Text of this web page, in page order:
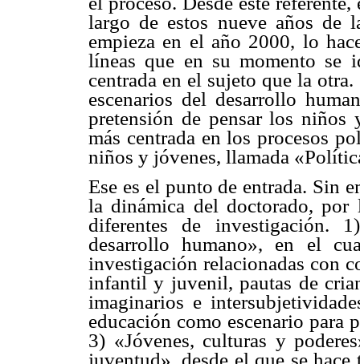
largo de estos nueve años de
empieza en el año 2000, lo
líneas que en su momento se
centrada en el sujeto que la
escenarios del desarrollo
pretensión de pensar los niños
más centrada en los procesos
niños y jóvenes, llamada
Ese es el punto de entrada. Sin
la dinámica del doctorado,
diferentes de investigación.
desarrollo humano», en el
investigación relacionadas con
infantil y juvenil, pautas de
imaginarios e
educación como escenario para
3) «Jóvenes, culturas y